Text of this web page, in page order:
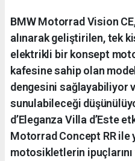
BMW Motorrad Vision
alınarak geliştirilen, tek
elektrikli bir konsept
kafesine sahip olan
dengesini sağlayabiliyor
sunulabileceği
d’Eleganza Villa d’Este
Motorrad Concept RR ile
motosikletlerin